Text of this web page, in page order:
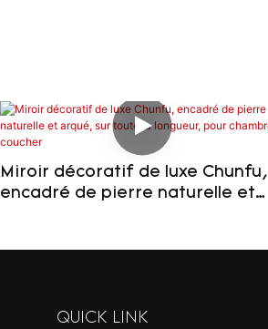
Miroir décoratif de luxe Chunfu,
encadré de pierre naturelle et
QUICK LINK